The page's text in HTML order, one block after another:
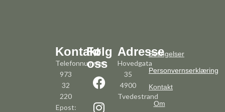
Kontakt
Telefonnummer:
973
32
220
Epost:
Følg
oss
Adresse
Hovedgata
35
4900
Tvedestrand
Betingelser
Personvernserklæring
Kontakt
Om